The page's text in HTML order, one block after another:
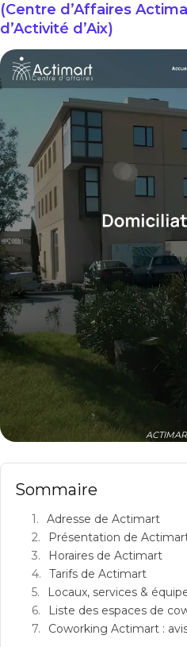
(Centre d’Affaires
d’Activité d’Aix)
Sommaire
Adresse de Actimart
Présentation de
Horaires de Actimart
Tarifs de Actimart
Locaux, services &
Liste des espaces de
Coworking Actimart :